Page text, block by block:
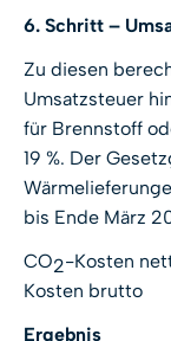
6. Schritt –
Zu diesen
Umsatzsteuer
für Brennstoff
19 %. Der
bis Ende März
CO2-Kosten
Kosten brutto
Ergebnis